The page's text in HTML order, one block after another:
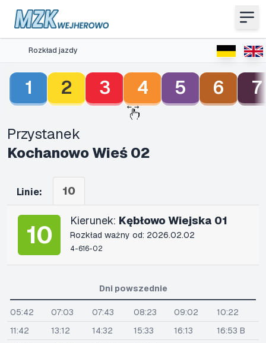
Rozkład jazdy
1 2 3 4 5 6 7
Przystanek
Kochanowo Wieś 02
Linie: 10
10 Kierunek: Kębłowo Wiejska 01
Rozkład ważny od: 2026.02.02
4-616-02
Dni powszednie
05:42 07:03 07:43 08:23 09:02
10:22
11:42
13:12 14:32 15:33 16:13
16:53 B